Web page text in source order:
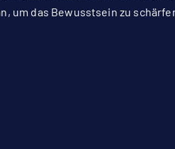
um das Bewusstsein zu